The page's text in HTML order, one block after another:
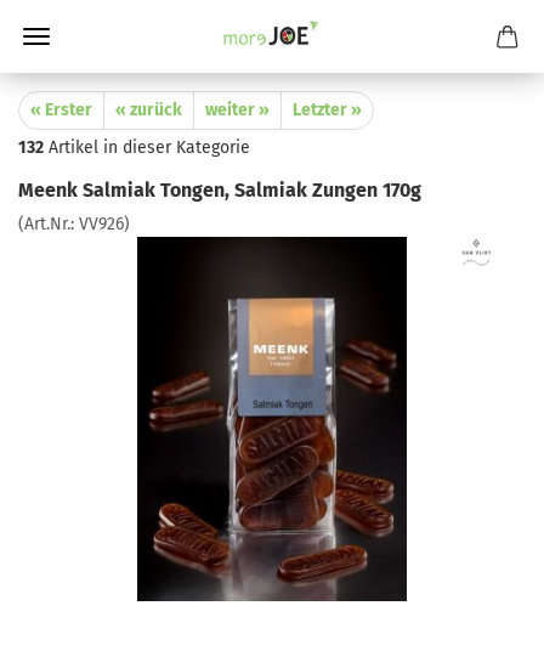
« Erster « zurück weiter »
Letzter »
132 Artikel in dieser Kategorie
Meenk Salmiak Tongen, Salmiak Zungen 170g
(Art.Nr.: VV926)